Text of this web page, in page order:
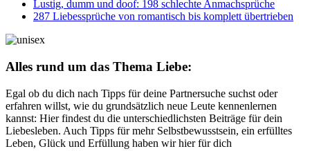
Lustig, dumm und doof: 198 schlechte Anmachsprüche
287 Liebessprüche von romantisch bis komplett übertrieben
Alles rund um das Thema Liebe:
Egal ob du dich nach Tipps für deine Partnersuche suchst oder
erfahren willst, wie du grundsätzlich neue Leute kennenlernen
kannst: Hier findest du die unterschiedlichsten Beiträge für dein
Liebesleben. Auch Tipps für mehr Selbstbewusstsein, ein erfülltes
Leben, Glück und Erfüllung haben wir hier für dich